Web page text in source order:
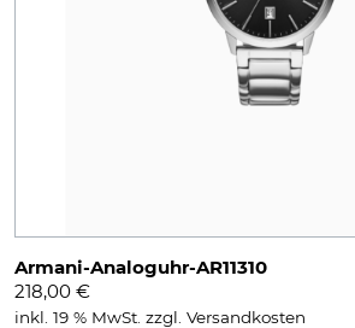
Armani-Analoguhr-AR11310
218,00 €
inkl. 19 % MwSt. zzgl. Versandkosten